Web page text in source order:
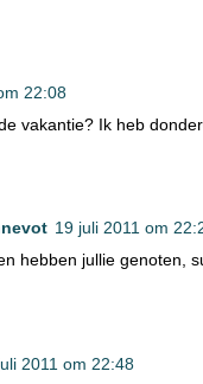
22:08
vakantie? Ik heb
19 juli 2011 om
hebben jullie genoten,
2011 om 22:48